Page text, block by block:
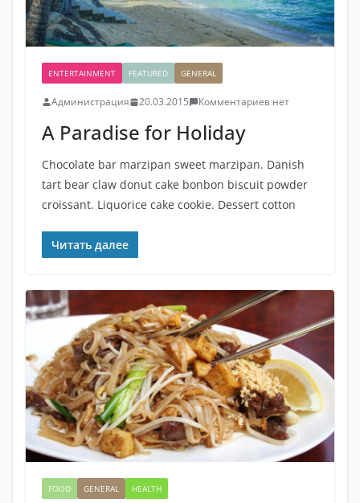
ENTERTAINMENT FEATURED GENERAL
Администрация 20.03.2015 Комментариев нет
A Paradise for Holiday
Chocolate bar marzipan sweet marzipan. Danish
tart bear claw donut cake bonbon biscuit powder
croissant. Liquorice cake cookie. Dessert cotton
Читать далее
FOOD GENERAL HEALTH